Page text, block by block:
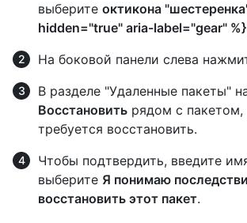
выберите октикона
hidden="true" aria-label="gear"
На боковой панели слева
В разделе "Удаленные пакеты"
Восстановить рядом с
требуется восстановить.
Чтобы подтвердить, введите
выберите Я понимаю
восстановить этот пакет.